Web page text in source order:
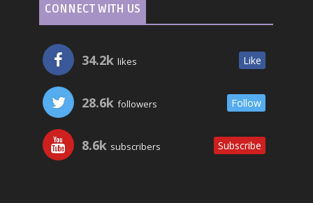
CONNECT WITH US
34.2k likes Like
28.6k followers Follow
8.6k subscribers Subscribe